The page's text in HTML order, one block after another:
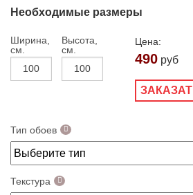
Необходимые размеры
Ширина,
см.
Высота,
см.
Цена:
490 руб
Тип обоев
Текстура